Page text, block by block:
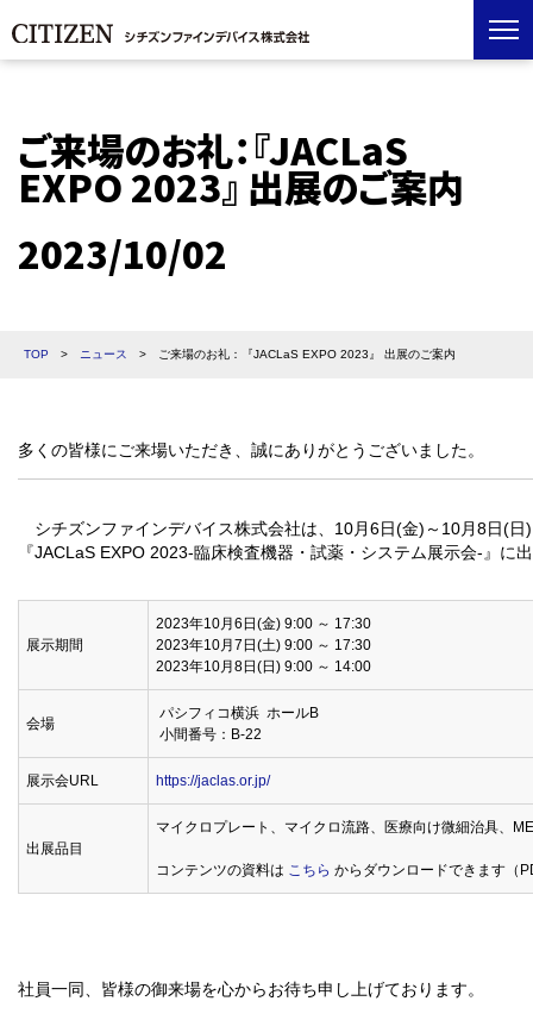
ご来場のお礼：『JACLaS
EXPO 2023』 出展のご案内
2023/10/02
TOP > ニュース > ご来場のお礼：『JACLaS EXPO 2023』 出展のご案内
多くの皆様にご来場いただき、誠にありがとうございました。
シチズンファインデバイス株式会社は、10月6日(金)～10月8日(日
『JACLaS EXPO 2023-臨床検査機器・試薬・システム展示会-』に
展示期間
2023年10月6日(金) 9:00 ～ 17:30
2023年10月7日(土) 9:00 ～ 17:30
2023年10月8日(日) 9:00 ～ 14:00
会場
パシフィコ横浜 ホールB
小間番号：B-22
展示会URL https://jaclas.or.jp/
出展品目
マイクロプレート、マイクロ流路、医療向け微細治具、
コンテンツの資料は こちら からダウンロードできます（
社員一同、皆様の御来場を心からお待ち申し上げております。